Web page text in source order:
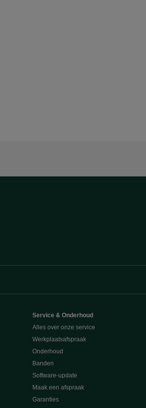
Service & Onderhoud
Alles over onze service
Werkplaatsafspraak
Onderhoud
Banden
Software-update
Maak een afspraak
Garanties